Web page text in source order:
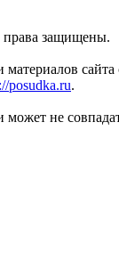
права защищены.
сайта
posudka.ru.
не